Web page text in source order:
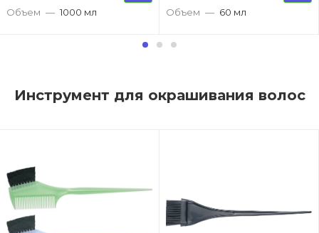
Объем — 1000 мл Объем — 60 мл
Инструмент для окрашивания волос